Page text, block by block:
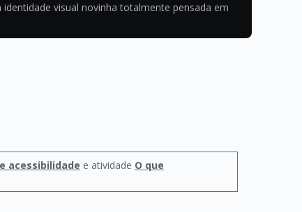
visual novinha totalmente pensada em
acessibilidade e atividade O que